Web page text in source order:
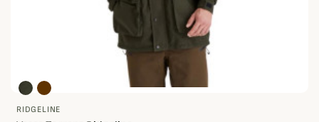
RIDGELINE